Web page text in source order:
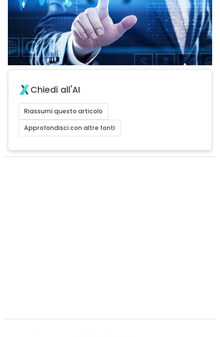
Chiedi all'AI
Riassumi questo articolo
Approfondisci con altre fonti